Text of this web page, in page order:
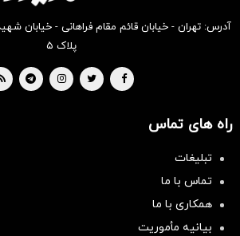
آدرس: تهران - خیابان قائم مقام فراهانی - خیابان
پلاک ۵
راه های تماس
تبلیغات
تماس با ما
همکاری با ما
بیانیه مأموریت